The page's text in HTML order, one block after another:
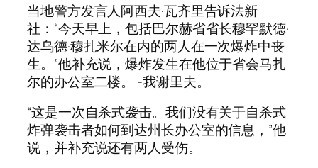
当地警方发言人阿西夫·瓦齐里告诉法新
社：“今天早上，包括巴尔赫省省长穆罕默德·
达乌德·穆扎米尔在内的两人在一次爆炸中丧
生。”他补充说，爆炸发生在他位于省会马扎
尔的办公室二楼。 -我谢里夫。
“这是一次自杀式袭击。我们没有关于自杀式
炸弹袭击者如何到达州长办公室的信息，”他
说，并补充说还有两人受伤。